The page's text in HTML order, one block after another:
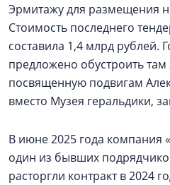
Эрмитажу для размещения
Стоимость последнего
составила 1,4 млрд рублей.
предложено обустроить там
посвященную подвигам
вместо Музея геральдики,
В июне 2025 года компания
один из бывших
расторгли контракт в 2024